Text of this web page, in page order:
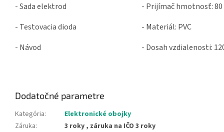
- Sada elektrod
- Testovacia dioda
- Návod
- Prijímač hmotnosť: 80
- Materiál: PVC
- Dosah vzdialenosti:
Dodatočné parametre
Kategória:
Elektronické obojky
Záruka:
3 roky , záruka na IČO 3 roky